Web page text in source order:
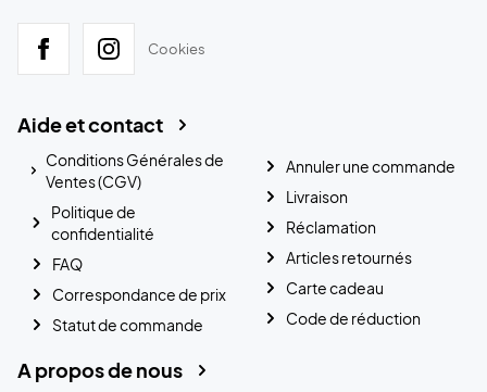
Cookies
Aide et contact
Conditions Générales de
Ventes (CGV)
Politique de
confidentialité
FAQ
Correspondance de prix
Statut de commande
Annuler une commande
Livraison
Réclamation
Articles retournés
Carte cadeau
Code de réduction
A propos de nous